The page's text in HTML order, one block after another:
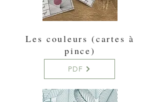
Les couleurs (cartes à
pince)
PDF